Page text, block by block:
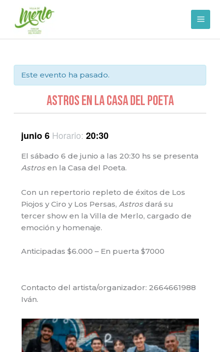
contenido
Este evento ha pasado.
ASTROS EN LA CASA DEL POETA
junio 6 Horario:20:30
El sábado 6 de junio a las 20:30 hs se presenta
Astrosen la Casa del Poeta.
Con un repertorio repleto de éxitos de Los
Piojos y Ciro y Los Persas,Astrosdará su
tercer show en la Villa de Merlo, cargado de
emoción y homenaje.
Anticipadas $6.000 – En puerta $7000
Contacto del artista/organizador: 2664661988
Iván.